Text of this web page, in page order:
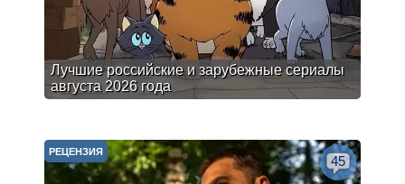
Лучшие российские и зарубежные сериалы
августа 2026 года
РЕЦЕНЗИЯ
45